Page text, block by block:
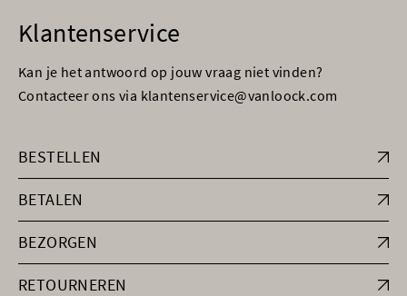
Klantenservice
Kan je het antwoord op jouw vraag niet vinden?
Contacteer ons via klantenservice@vanloock.com
BESTELLEN
BETALEN
BEZORGEN
RETOURNEREN